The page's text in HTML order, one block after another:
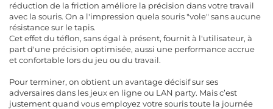
réduction de la friction améliore la précision dans votre travail
avec la souris. On a l'impression quela souris "vole" sans aucune
résistance sur le tapis.
Cet effet du téflon, sans égal à présent, fournit à l'utilisateur, à
part d'une précision optimisée, aussi une performance accrue
et confortable lors du jeu ou du travail.
Pour terminer, on obtient un avantage décisif sur ses
adversaires dans les jeux en ligne ou LAN party. Mais c’est
justement quand vous employez votre souris toute la journée